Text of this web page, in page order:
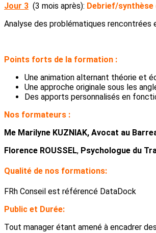
Jour 3 (3 mois après): Debrief/
Analyse des problématiques rencontrées
Points forts de la formation :
Une animation alternant théorie et
Une approche originale sous les
Des apports personnalisés en
Nos formateurs :
Me Marilyne KUZNIAK, Avocat au
Florence ROUSSEL, Psychologue du
Qualité de nos formations:
FRh Conseil est référencé DataDock
Public et Durée:
Tout manager étant amené à encadrer